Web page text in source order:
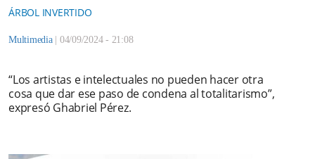
ÁRBOL INVERTIDO
Multimedia | 04/09/2024 - 21:08
“Los artistas e intelectuales no pueden hacer otra
cosa que dar ese paso de condena al totalitarismo”,
expresó Ghabriel Pérez.